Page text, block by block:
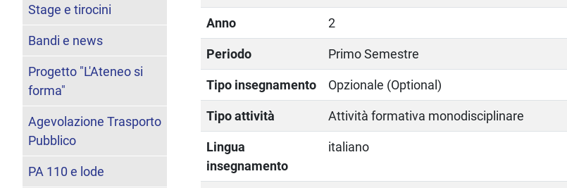
Anno 2
Periodo Primo Semestre
Tipo insegnamento Opzionale (Optional)
Tipo attività Attività formativa monodisciplinare
Lingua
insegnamento
italiano
Stage e tirocini
Bandi e news
Progetto "L'Ateneo si
forma"
Agevolazione Trasporto
Pubblico
PA 110 e lode